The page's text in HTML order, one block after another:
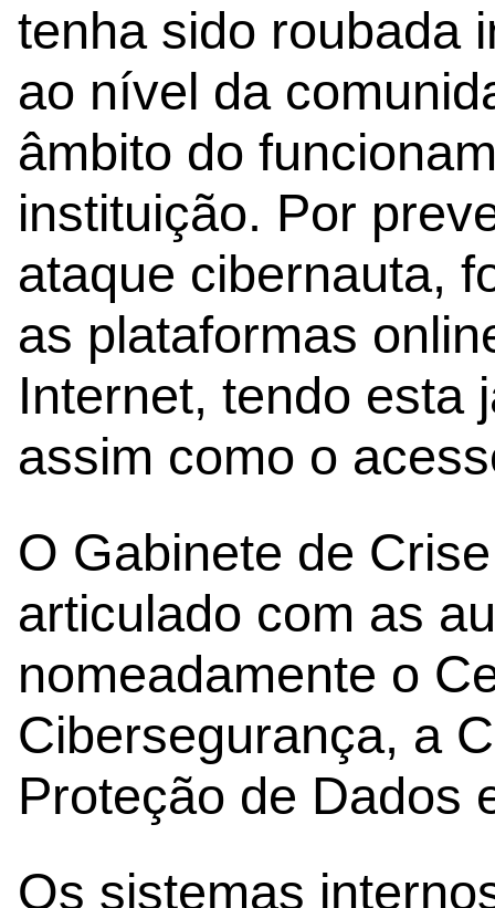
tenha sido roubada
ao nível da
âmbito do
instituição. Por
ataque cibernauta,
as plataformas
Internet, tendo esta
assim como o
O Gabinete de
articulado com as
nomeadamente o
Cibersegurança, a
Proteção de Dados
Os sistemas